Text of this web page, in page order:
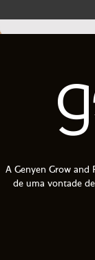
A Genyen Grow
de uma vontade